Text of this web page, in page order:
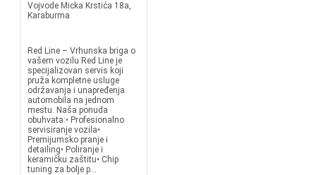
Vojvode Micka Krstića 18a,
Karaburma
Red Line – Vrhunska briga o
vašem vozilu Red Line je
specijalizovan servis koji
pruža kompletne usluge
održavanja i unapređenja
automobila na jednom
mestu. Naša ponuda
obuhvata:• Profesionalno
servisiranje vozila•
Premijumsko pranje i
detailing• Poliranje i
keramičku zaštitu• Chip
tuning za bolje p...